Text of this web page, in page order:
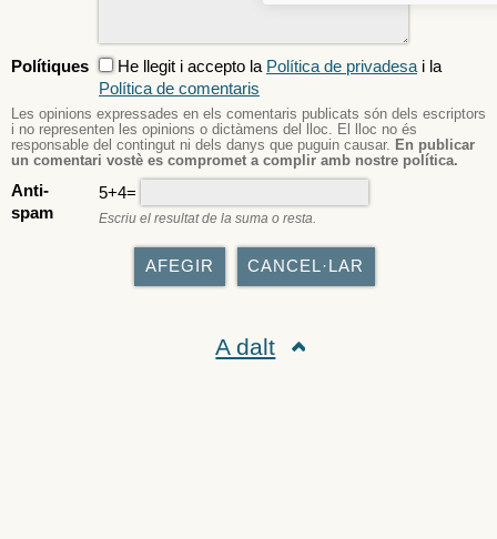
Polítiques He llegit i accepto la Política de privadesa i la
Política de comentaris
Les opinions expressades en els comentaris publicats són dels escriptors
i no representen les opinions o dictàmens del lloc. El lloc no és
responsable del contingut ni dels danys que puguin causar. En publicar
un comentari vostè es compromet a complir amb nostre política.
Anti-
spam
5+4=
Escriu el resultat de la suma o resta.
A dalt